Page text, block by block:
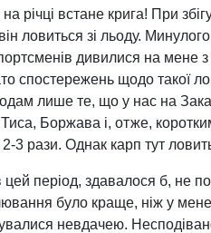
встане крига! При
зі льоду. Минулого
дивилися на мене
спостережень щодо такої
лише те, що у нас на
Боржава і, отже,
3 рази. Однак карп тут
період, здавалося б, не
було краще, ніж у
невдачею.